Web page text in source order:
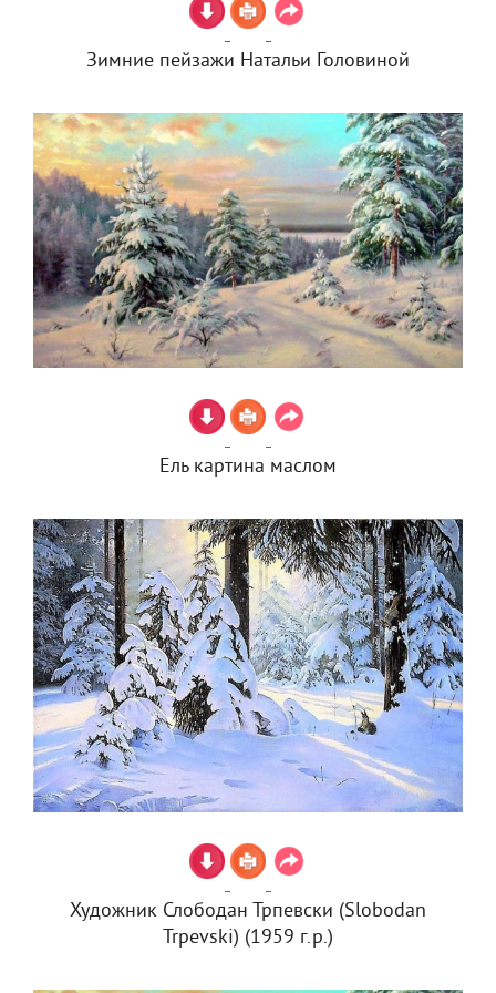
Зимние пейзажи Натальи Головиной
Ель картина маслом
Художник Слободан Трпевски (Slobodan
Trpevski) (1959 г.р.)